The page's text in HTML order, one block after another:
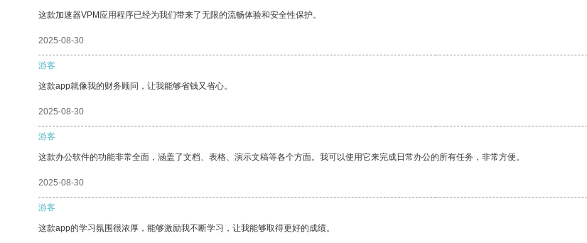
这款加速器VPM应用程序已经为我们带来了无限的流畅体验和安全性保护。
2025-08-30
游客
这款app就像我的财务顾问，让我能够省钱又省心。
2025-08-30
游客
这款办公软件的功能非常全面，涵盖了文档、表格、演示文稿等各个方面。我可以使用它来完成日常办公的所有任务，非常方便。
2025-08-30
游客
这款app的学习氛围很浓厚，能够激励我不断学习，让我能够取得更好的成绩。